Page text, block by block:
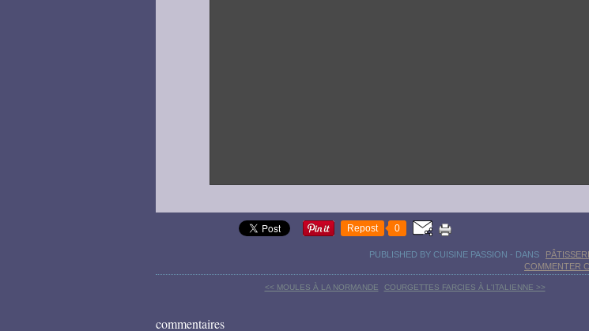
Repost 0
PUBLISHED BY CUISINE PASSION - DANS
COMMENTER
<< MOULES À LA NORMANDE COURGETTES FARCIES À L'ITALIENNE >>
commentaires